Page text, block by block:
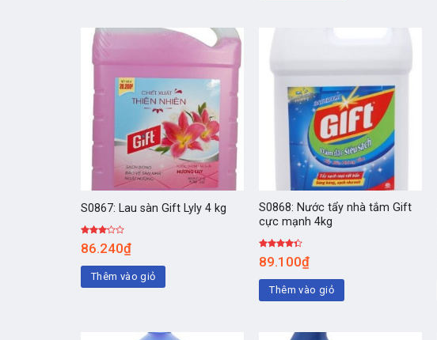
S0867: Lau sàn Gift Lyly 4 kg
Được
xếp
3.00
86.240₫
Thêm vào giỏ
S0868: Nước tẩy nhà tắm Gift
cực mạnh 4kg
Được
xếp hạng
sao
89.100₫
Thêm vào giỏ